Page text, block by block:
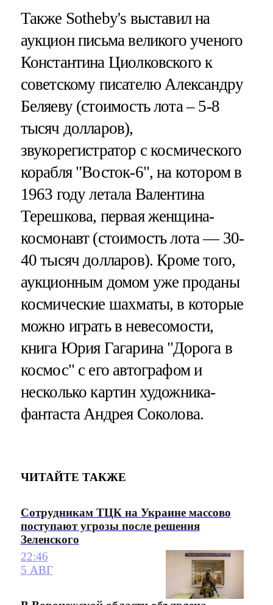
Также Sotheby's выставил на
аукцион письма великого ученого
Константина Циолковского к
советскому писателю Александру
Беляеву (стоимость лота – 5-8
тысяч долларов),
звукорегистратор с космического
корабля "Восток-6", на котором в
1963 году летала Валентина
Терешкова, первая женщина-
космонавт (стоимость лота — 30-
40 тысяч долларов). Кроме того,
аукционным домом уже проданы
космические шахматы, в которые
можно играть в невесомости,
книга Юрия Гагарина "Дорога в
космос" с его автографом и
несколько картин художника-
фантаста Андрея Соколова.
ЧИТАЙТЕ ТАКЖЕ
Сотрудникам ТЦК на Украине массово
поступают угрозы после решения
Зеленского
22:46
5 АВГ